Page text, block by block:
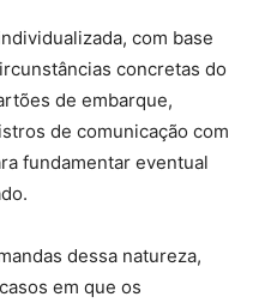
com base
concretas do
de embarque,
de comunicação com
fundamentar eventual
dessa natureza,
em que os